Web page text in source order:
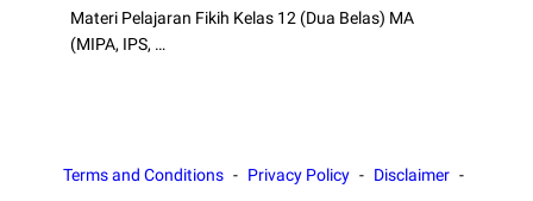
Materi Pelajaran Fikih Kelas 12 (Dua Belas) MA
(MIPA, IPS, …
Terms and Conditions Privacy Policy Disclaimer